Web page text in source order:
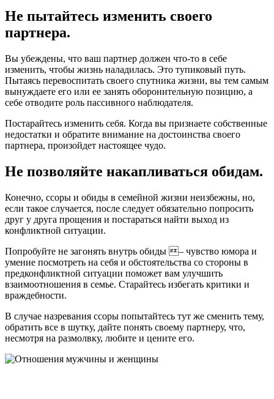
Не пытайтесь изменить своего
партнера.
Вы убеждены, что ваш партнер должен что-то в себе
изменить, чтобы жизнь наладилась. Это тупиковый путь.
Пытаясь перевоспитать своего спутника жизни, вы тем самым
вынуждаете его или ее занять оборонительную позицию, а
себе отводите роль пассивного наблюдателя.
Постарайтесь изменить себя. Когда вы признаете собственные
недостатки и обратите внимание на достоинства своего
партнера, произойдет настоящее чудо.
Не позволяйте накапливаться обидам.
Конечно, ссоры и обиды в семейной жизни неизбежны, но,
если такое случается, после следует обязательно попросить
друг у друга прощения и постараться найти выход из
конфликтной ситуации.
Попробуйте не загонять внутрь обиды – чувство юмора и
умение посмотреть на себя и обстоятельства со стороны в
предконфликтной ситуации поможет вам улучшить
взаимоотношения в семье. Старайтесь избегать критики и
враждебности.
В случае назревания ссоры попытайтесь тут же сменить тему,
обратить все в шутку, дайте понять своему партнеру, что,
несмотря на размолвку, любите и цените его.